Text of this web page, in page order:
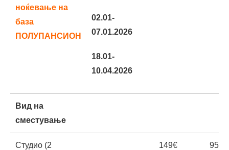
ноќевање на
база
ПОЛУПАНСИОН
02.01-
07.01.2026
18.01-
10.04.2026
Вид на
сместување
Студио (2
149€ 95€